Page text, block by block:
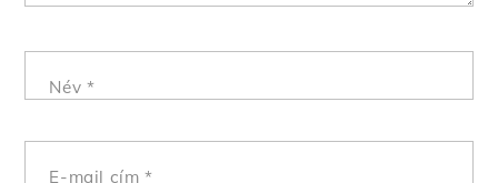
Név *
E-mail cím*